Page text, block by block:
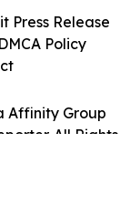
Affinity Group
All Rights
Press Release
Policy